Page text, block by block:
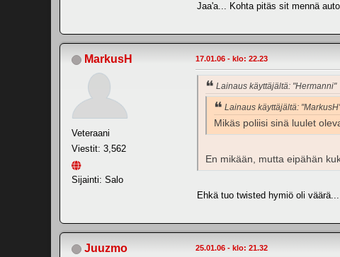
Jaa'a... Kohta pitäs sit mennä
MarkusH
Veteraani
Viestit: 3,562
Sijainti: Salo
17.01.06 - klo: 22.23
Lainaus käyttäjältä: "Hermanni"
Lainaus käyttäjältä:
Mikäs poliisi sinä luulet
En mikään, mutta eipähän
Ehkä tuo twisted hymiö oli
Juuzmo 25.01.06 - klo: 21.32